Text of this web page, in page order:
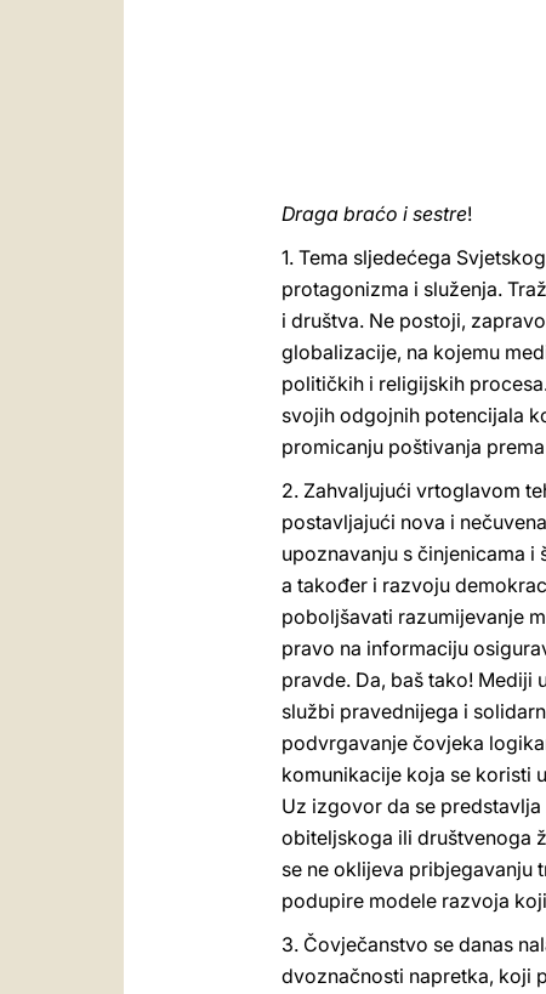
Draga braćo i sestre!
1. Tema sljedećega
protagonizma i služenja.
i društva. Ne postoji,
globalizacije, na kojemu
političkih i religijskih
svojih odgojnih potencijala
promicanju poštivanja
2. Zahvaljujući vrtoglavom
postavljajući nova i
upoznavanju s činjenicama i
a također i razvoju
poboljšavati razumijevanje
pravo na informaciju
pravde. Da, baš tako! Mediji
službi pravednijega i
podvrgavanje čovjeka
komunikacije koja se koristi
Uz izgovor da se
obiteljskoga ili društvenoga
se ne oklijeva pribjegavanju
podupire modele razvoja
3. Čovječanstvo se danas
dvoznačnosti napretka, koji